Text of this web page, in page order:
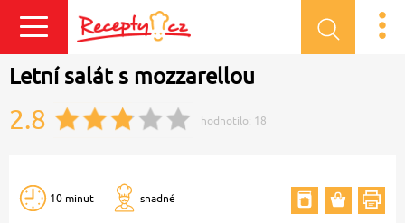
Přihlásit se
Letní salát s mozzarellou
2.8 hodnotilo: 18
10 minut snadné